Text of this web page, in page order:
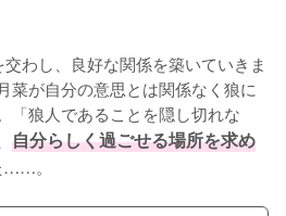
わし、良好な関係を築いていきま
菜が自分の意思とは関係なく狼に
「狼人であることを隠し切れな
自分らしく過ごせる場所を求め
……。